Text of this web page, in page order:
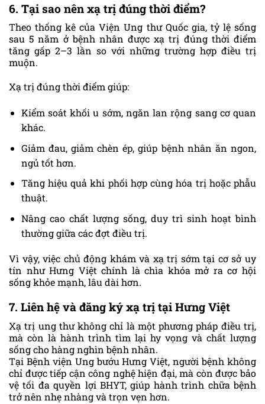
6. Tại sao nên xạ trị đúng thời điểm?
Theo thống kê của Viện Ung thư Quốc gia, tỷ lệ sống
sau 5 năm ở bệnh nhân được xạ trị đúng thời điểm
tăng gấp 2–3 lần so với những trường hợp điều trị
muộn.
Xạ trị đúng thời điểm giúp:
Kiểm soát khối u sớm, ngăn lan rộng sang cơ quan
khác.
Giảm đau, giảm chèn ép, giúp bệnh nhân ăn ngon,
ngủ tốt hơn.
Tăng hiệu quả khi phối hợp cùng hóa trị hoặc phẫu
thuật.
Nâng cao chất lượng sống, duy trì sinh hoạt bình
thường giữa các đợt điều trị.
Vì vậy, việc chủ động khám và xạ trị sớm tại cơ sở uy
tín như Hưng Việt chính là chìa khóa mở ra cơ hội
sống khỏe mạnh, lâu dài hơn.
7. Liên hệ và đăng ký xạ trị tại Hưng Việt
Xạ trị ung thư không chỉ là một phương pháp điều trị,
mà còn là hành trình tìm lại hy vọng và chất lượng
sống cho hàng nghìn bệnh nhân.
Tại Bệnh viện Ung bướu Hưng Việt, người bệnh không
chỉ được tiếp cận công nghệ hiện đại, mà còn được bảo
vệ tối đa quyền lợi BHYT, giúp hành trình chữa bệnh
trở nên nhẹ nhàng và trọn vẹn hơn.